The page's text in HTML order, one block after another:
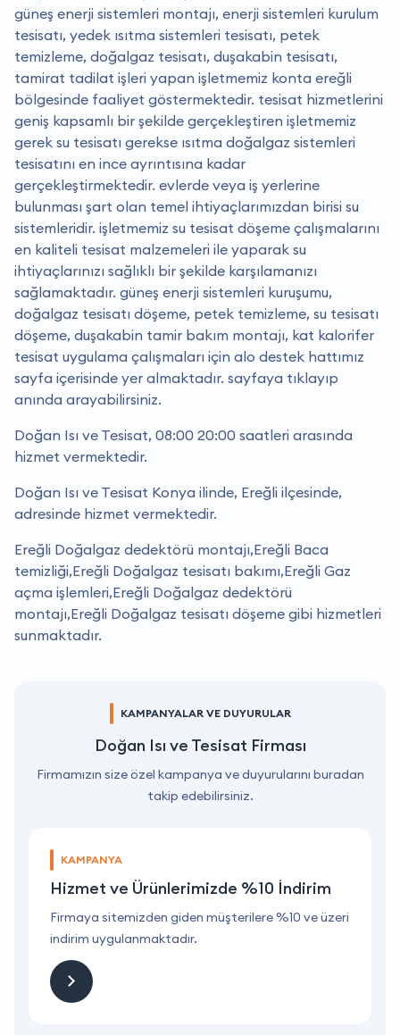
güneş enerji sistemleri montajı, enerji sistemleri kurulum
tesisatı, yedek ısıtma sistemleri tesisatı, petek
temizleme, doğalgaz tesisatı, duşakabin tesisatı,
tamirat tadilat işleri yapan işletmemiz konta ereğli
bölgesinde faaliyet göstermektedir. tesisat hizmetlerini
geniş kapsamlı bir şekilde gerçekleştiren işletmemiz
gerek su tesisatı gerekse ısıtma doğalgaz sistemleri
tesisatını en ince ayrıntısına kadar
gerçekleştirmektedir. evlerde veya iş yerlerine
bulunması şart olan temel ihtiyaçlarımızdan birisi su
sistemleridir. i̇şletmemiz su tesisat döşeme çalışmalarını
en kaliteli tesisat malzemeleri ile yaparak su
ihtiyaçlarınızı sağlıklı bir şekilde karşılamanızı
sağlamaktadır. güneş enerji sistemleri kuruşumu,
doğalgaz tesisatı döşeme, petek temizleme, su tesisatı
döşeme, duşakabin tamir bakım montajı, kat kalorifer
tesisat uygulama çalışmaları için alo destek hattımız
sayfa içerisinde yer almaktadır. sayfaya tıklayıp
anında arayabilirsiniz.
Doğan Isı ve Tesisat, 08:00 20:00 saatleri arasında
hizmet vermektedir.
Doğan Isı ve Tesisat Konya ilinde, Ereğli ilçesinde,
adresinde hizmet vermektedir.
Ereğli Doğalgaz dedektörü montajı,Ereğli Baca
temizliği,Ereğli Doğalgaz tesisatı bakımı,Ereğli Gaz
açma işlemleri,Ereğli Doğalgaz dedektörü
montajı,Ereğli Doğalgaz tesisatı döşeme gibi hizmetleri
sunmaktadır.
KAMPANYALAR VE DUYURULAR
Doğan Isı ve Tesisat Firması
Firmamızın size özel kampanya ve duyurularını buradan
takip edebilirsiniz.
KAMPANYA
Hizmet ve Ürünlerimizde %10 İndirim
Firmaya sitemizden giden müşterilere %10 ve üzeri
indirim uygulanmaktadır.